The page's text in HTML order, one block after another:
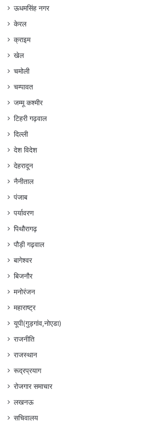
ऊधमसिंह नगर
केरल
क्राइम
खेल
चमोली
चम्पावत
जम्मू कश्मीर
टिहरी गढ़वाल
दिल्ली
देश विदेश
देहरादून
नैनीताल
पंजाब
पर्यावरण
पिथौरागढ़
पौड़ी गढ़वाल
बागेश्वर
बिजनौर
मनोरंजन
महाराष्ट्र
यूपी(गुड़गांव,नोएडा)
राजनीति
राजस्थान
रूद्रप्रयाग
रोजगार समाचार
लखनऊ
सचिवालय